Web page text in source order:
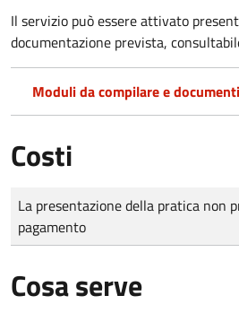
Il servizio può essere attivato
documentazione prevista,
Moduli da compilare e
Costi
Tipo di pagamento
Importo
La presentazione della pratica non
pagamento
Cosa serve